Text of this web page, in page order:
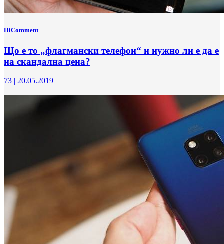
HiComment
Що е то „флагмански телефон“ и нужно ли е да е
на скандална цена?
73 | 20.05.2019